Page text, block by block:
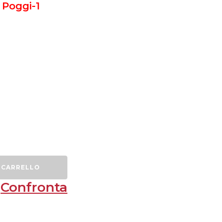
1
Confronta